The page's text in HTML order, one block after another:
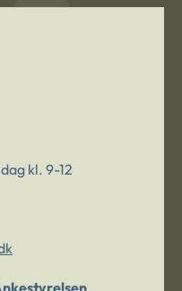
kl. 9-12